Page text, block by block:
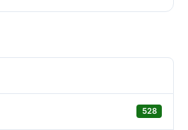
528